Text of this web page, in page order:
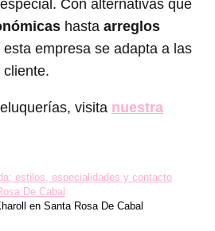
Con alternativas que
hasta arreglos
esta empresa se adapta a las
cliente.
visita nuestra
estilos, especialidades y contacto
De Cabal
en Santa Rosa De Cabal